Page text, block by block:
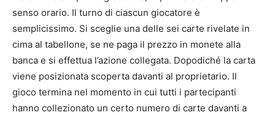
senso orario. Il turno di ciascun giocatore è
semplicissimo. Si sceglie una delle sei carte rivelate in
cima al tabellone, se ne paga il prezzo in monete alla
banca e si effettua l’azione collegata. Dopodiché la carta
viene posizionata scoperta davanti al proprietario. Il
gioco termina nel momento in cui tutti i partecipanti
hanno collezionato un certo numero di carte davanti a